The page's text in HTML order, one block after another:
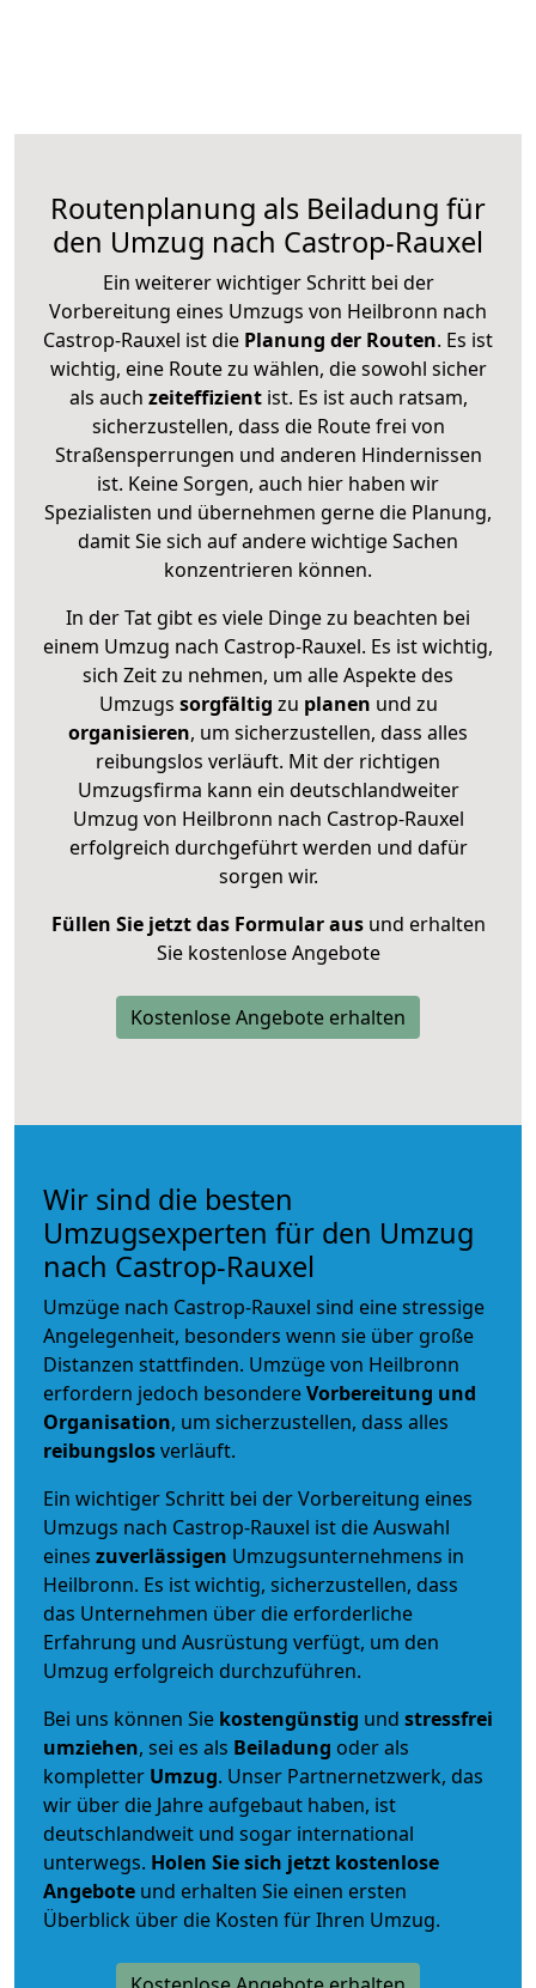
Routenplanung als Beiladung für
den Umzug nach Castrop-Rauxel
Ein weiterer wichtiger Schritt bei der
Vorbereitung eines Umzugs von Heilbronn nach
Castrop-Rauxel ist die Planung der Routen. Es ist
wichtig, eine Route zu wählen, die sowohl sicher
als auch zeiteffizientist. Es ist auch ratsam,
sicherzustellen, dass die Route frei von
Straßensperrungen und anderen Hindernissen
ist. Keine Sorgen, auch hier haben wir
Spezialisten und übernehmen gerne die Planung,
damit Sie sich auf andere wichtige Sachen
konzentrieren können.
In der Tat gibt es viele Dinge zu beachten bei
einem Umzug nach Castrop-Rauxel. Es ist wichtig,
sich Zeit zu nehmen, um alle Aspekte des
Umzugs sorgfältig zu planen und zu
organisieren, um sicherzustellen, dass alles
reibungslos verläuft. Mit der richtigen
Umzugsfirma kann ein deutschlandweiter
Umzug von Heilbronn nach Castrop-Rauxel
erfolgreich durchgeführt werden und dafür
sorgen wir.
Füllen Sie jetzt das Formular ausund erhalten
Sie kostenlose Angebote
Kostenlose Angebote erhalten
Wir sind die besten
Umzugsexperten für den Umzug
nach Castrop-Rauxel
Umzüge nach Castrop-Rauxel sind eine stressige
Angelegenheit, besonders wenn sie über große
Distanzen stattfinden. Umzüge von Heilbronn
erfordern jedoch besondereVorbereitung und
Organisation, um sicherzustellen, dass alles
reibungslosverläuft.
Ein wichtiger Schritt bei der Vorbereitung eines
Umzugs nach Castrop-Rauxel ist die Auswahl
eines zuverlässigen Umzugsunternehmens in
Heilbronn. Es ist wichtig, sicherzustellen, dass
das Unternehmen über die erforderliche
Erfahrung und Ausrüstung verfügt, um den
Umzug erfolgreich durchzuführen.
Bei uns können Sie kostengünstig und stressfrei
umziehen, sei es als Beiladung oder als
kompletter Umzug. Unser Partnernetzwerk, das
wir über die Jahre aufgebaut haben, ist
deutschlandweit und sogar international
unterwegs. Holen Sie sich jetzt kostenlose
Angebote und erhalten Sie einen ersten
Überblick über die Kosten für Ihren Umzug.